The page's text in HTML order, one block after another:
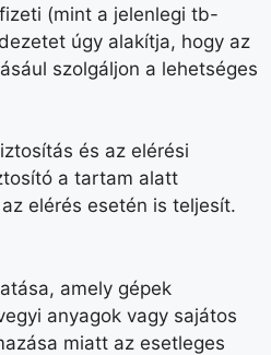
(mint a jelenlegi tb-
úgy alakítja, hogy az
szolgáljon a lehetséges
és az elérési
a tartam alatt
elérés esetén is teljesít.
amely gépek
anyagok vagy sajátos
miatt az esetleges